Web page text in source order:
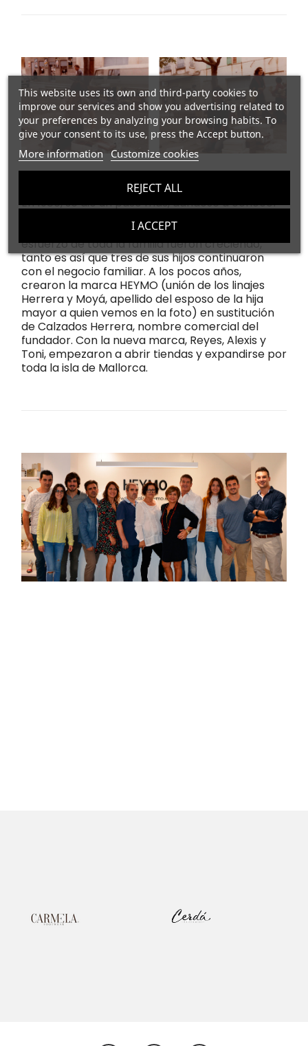
En 1980, se dio un paso más, dándose a conocer
en la Gran Vía de Inca. Con el tiempo y el
esfuerzo de toda la familia fueron creciendo,
tanto es así que tres de sus hijos continuaron
con el negocio familiar. A los pocos años,
crearon la marca HEYMO (unión de los linajes
Herrera y Moyá, apellido del esposo de la hija
mayor a quien vemos en la foto) en sustitución
de Calzados Herrera, nombre comercial del
fundador. Con la nueva marca, Reyes, Alexis y
Toni, empezaron a abrir tiendas y expandirse por
toda la isla de Mallorca.
This website uses its own and third-party cookies to
improve our services and show you advertising related to
your preferences by analyzing your browsing habits. To
give your consent to its use, press the Accept button.
More information Customize cookies
REJECT ALL
I ACCEPT